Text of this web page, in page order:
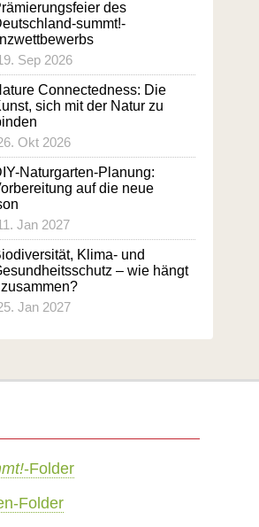
des
summt!-
Sep 2026
Connectedness: Die
sich mit der Natur zu
Okt 2026
Naturgarten-Planung:
auf die neue
Jan 2027
Klima- und
– wie hängt
Jan 2027
-Folder
Folder